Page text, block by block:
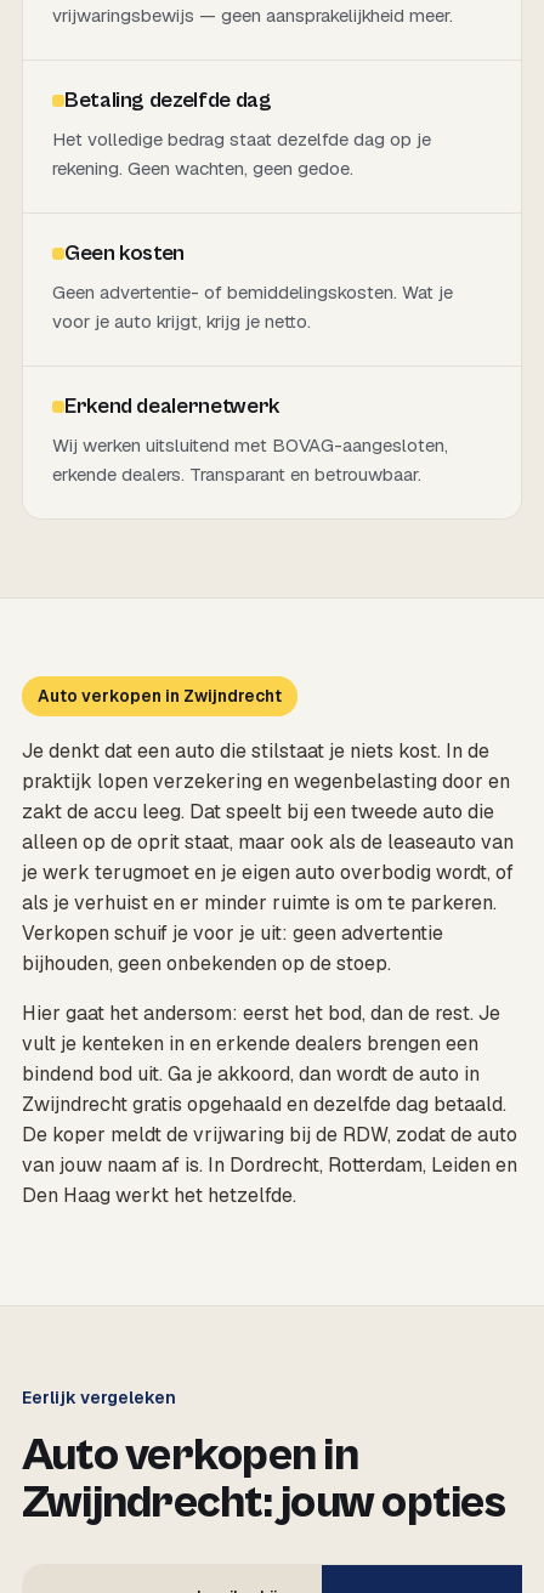
vrijwaringsbewijs — geen aansprakelijkheid meer.
Betaling dezelfde dag
Het volledige bedrag staat dezelfde dag op je
rekening. Geen wachten, geen gedoe.
Geen kosten
Geen advertentie- of bemiddelingskosten. Wat je
voor je auto krijgt, krijg je netto.
Erkend dealernetwerk
Wij werken uitsluitend met BOVAG-aangesloten,
erkende dealers. Transparant en betrouwbaar.
Auto verkopen in Zwijndrecht
Je denkt dat een auto die stilstaat je niets kost. In de
praktijk lopen verzekering en wegenbelasting door en
zakt de accu leeg. Dat speelt bij een tweede auto die
alleen op de oprit staat, maar ook als de leaseauto van
je werk terugmoet en je eigen auto overbodig wordt, of
als je verhuist en er minder ruimte is om te parkeren.
Verkopen schuif je voor je uit: geen advertentie
bijhouden, geen onbekenden op de stoep.
Hier gaat het andersom: eerst het bod, dan de rest. Je
vult je kenteken in en erkende dealers brengen een
bindend bod uit. Ga je akkoord, dan wordt de auto in
Zwijndrecht gratis opgehaald en dezelfde dag betaald.
De koper meldt de vrijwaring bij de RDW, zodat de auto
van jouw naam af is. In Dordrecht, Rotterdam, Leiden en
Den Haag werkt het hetzelfde.
Eerlijk vergeleken
Auto verkopen in
Zwijndrecht: jouw opties